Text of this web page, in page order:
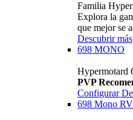
Familia
Explora la
que mejor se
Descubrir más
698 MONO
Hypermotard
PVP
Configurar
698 Mono